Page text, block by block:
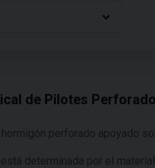
de Pilotes
perforado apoyado
determinada por el